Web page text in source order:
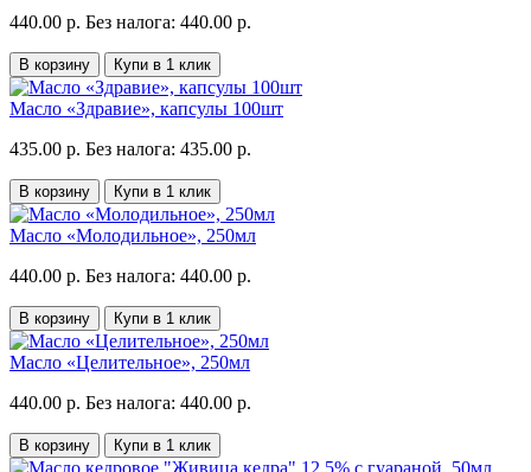
440.00 р. Без налога: 440.00 р.
В корзину Купи в 1 клик
Масло «Здравие», капсулы 100шт
435.00 р. Без налога: 435.00 р.
В корзину Купи в 1 клик
Масло «Молодильное», 250мл
440.00 р. Без налога: 440.00 р.
В корзину Купи в 1 клик
Масло «Целительное», 250мл
440.00 р. Без налога: 440.00 р.
В корзину Купи в 1 клик